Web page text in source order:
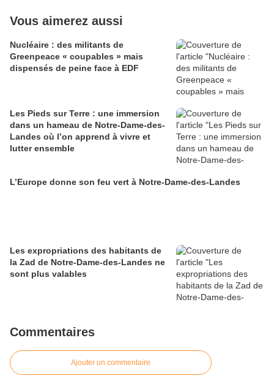
Vous aimerez aussi
Nucléaire : des militants de
Greenpeace « coupables » mais
dispensés de peine face à EDF
Les Pieds sur Terre : une immersion
dans un hameau de Notre-Dame-des-
Landes où l’on apprend à vivre et
lutter ensemble
L’Europe donne son feu vert à Notre-Dame-des-Landes
Les expropriations des habitants de
la Zad de Notre-Dame-des-Landes ne
sont plus valables
Commentaires
Ajouter un commentaire